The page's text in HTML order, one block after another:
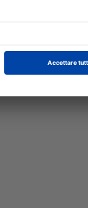
nel 2027.